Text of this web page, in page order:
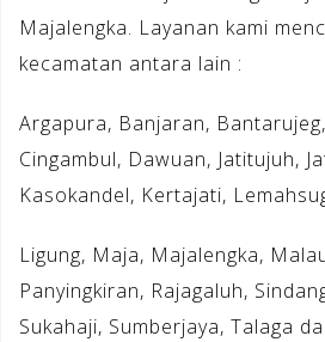
Majalengka. Layanan kami
kecamatan antara lain :
Argapura, Banjaran,
Cingambul, Dawuan, Jatitujuh,
Kasokandel, Kertajati,
Ligung, Maja, Majalengka,
Panyingkiran, Rajagaluh,
Sukahaji, Sumberjaya, Talaga